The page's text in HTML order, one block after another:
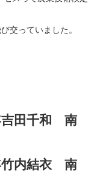
交っていました。
田千和 南
南